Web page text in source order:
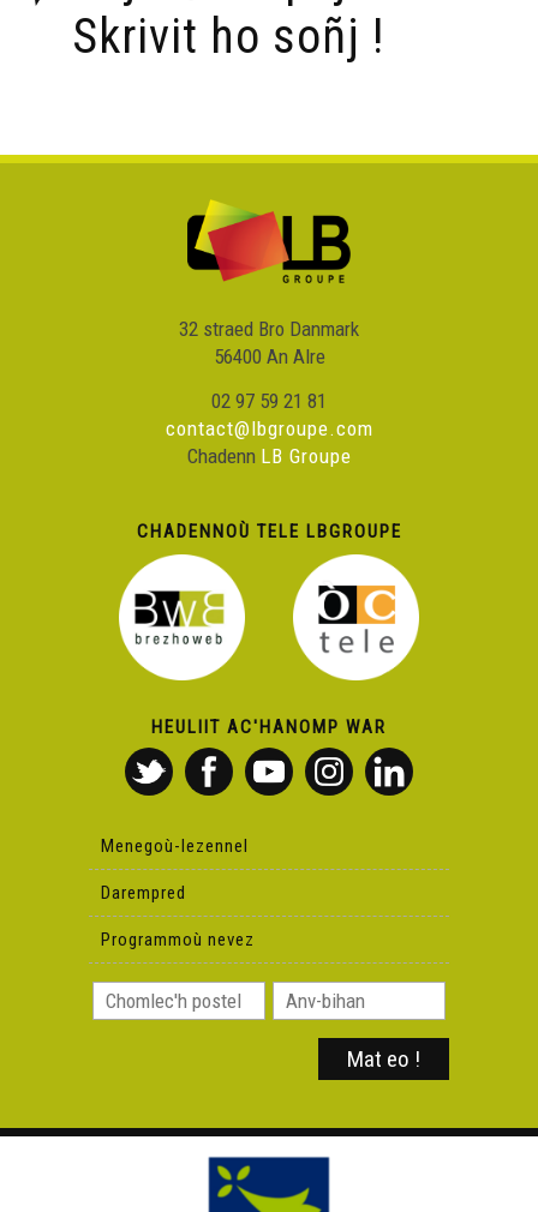
Skrivit ho soñj !
32 straed Bro Danmark
56400 An Alre
02 97 59 21 81
contact@lbgroupe.com
Chadenn LB Groupe
CHADENNOÙ TELE LBGROUPE
HEULIIT AC'HANOMP WAR
Menegoù-lezennel
Darempred
Programmoù nevez